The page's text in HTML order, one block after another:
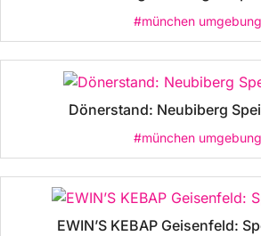
#münchen umgebung
Dönerstand: Neubiberg
#münchen umgebung
EWIN’S KEBAP Geisenfeld: